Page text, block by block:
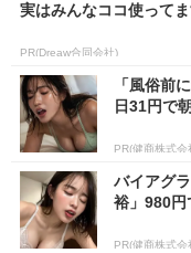
実はみんなココ使ってま
PR(Dreaw合同会社)
「風俗前
日31円で
PR(健商株式会
バイアグ
裕」980円
PR(健商株式会